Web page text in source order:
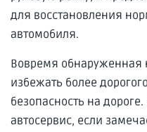
для восстановления
автомобиля.
Вовремя обнаруженная
избежать более
безопасность на
автосервис, если